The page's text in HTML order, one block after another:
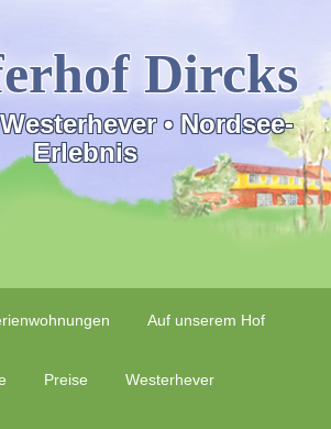
Dircks
• Nordsee-
Erlebnis
Auf unserem Hof
Preise Westerhever